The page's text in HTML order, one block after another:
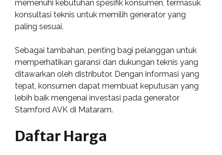
memenuhi kebutuhan spesifik konsumen, termasuk
konsultasi teknis untuk memilih generator yang
paling sesuai.
Sebagai tambahan, penting bagi pelanggan untuk
memperhatikan garansi dan dukungan teknis yang
ditawarkan oleh distributor. Dengan informasi yang
tepat, konsumen dapat membuat keputusan yang
lebih baik mengenai investasi pada generator
Stamford AVK di Mataram.
Daftar Harga